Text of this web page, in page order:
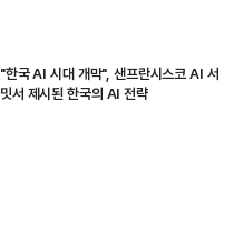
"한국 AI 시대 개막", 샌프란시스코 AI 서
밋서 제시된 한국의 AI 전략